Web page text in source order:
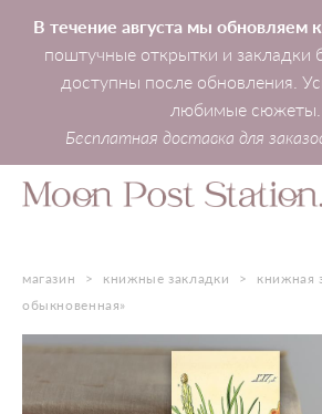
В течение августа мы обновляем
поштучные открытки и закладки
доступны после обновления.
любимые сюжеты.
Бесплатная доставка для
магазин > книжные закладки >
книжная
обыкновенная»